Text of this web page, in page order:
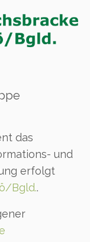
das
und
erfolgt
Bgld..